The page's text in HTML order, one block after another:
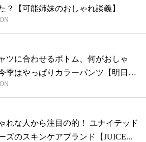
？【可能姉妹のおしゃれ談義】
ツに合わせるボトム、何がおしゃ
季はやっぱりカラーパンツ【明日何
...
れな人から注目の的！ ユナイテッド
ズのスキンケアブランド【JUICE...